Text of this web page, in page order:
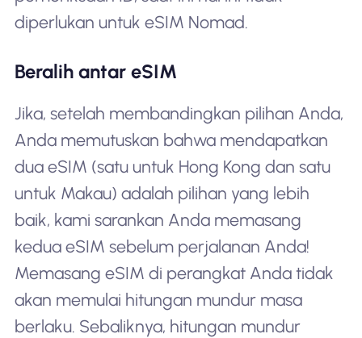
diperlukan untuk eSIM Nomad.
Beralih antar eSIM
Jika, setelah membandingkan pilihan Anda,
Anda memutuskan bahwa mendapatkan
dua eSIM (satu untuk Hong Kong dan satu
untuk Makau) adalah pilihan yang lebih
baik, kami sarankan Anda memasang
kedua eSIM sebelum perjalanan Anda!
Memasang eSIM di perangkat Anda tidak
akan memulai hitungan mundur masa
berlaku. Sebaliknya, hitungan mundur